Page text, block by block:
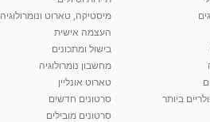
ביותר
מיסטיקה, טארוט ונומרולוגיה
העצמה אישית
בישול ומתכונים
מחשבון נומרולוגיה
טארוט אונליין
סרטונים חדשים
סרטונים מובילים